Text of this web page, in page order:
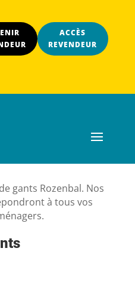
ACCÈS
REVENDEUR
gants Rozenbal. Nos
à tous vos